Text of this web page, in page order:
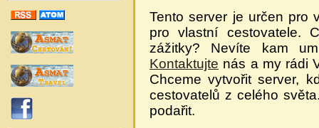
Tento server je určen pro
pro vlastní cestovatele.
zážitky? Nevíte kam
Kontaktujte nás a my rádi
Chceme vytvořit server,
cestovatelů z celého
podařit.